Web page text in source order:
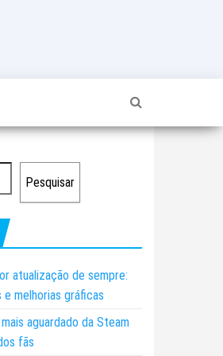
Pesquisar
atualização de sempre:
melhorias gráficas
aguardado da Steam
fãs